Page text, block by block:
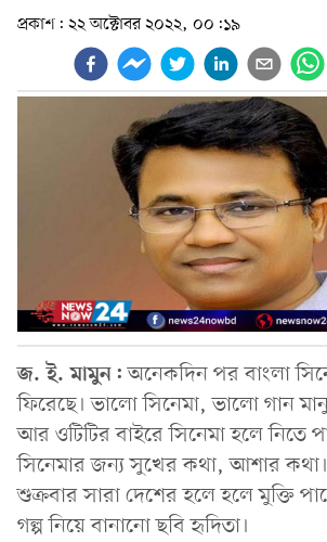
প্রকাশ: ২২ অক্টোবর ২০২২, ০০:১৯
জ. ই. মামুন:অনেকদিন পর বাংলা
ফিরেছে। ভালো সিনেমা, ভালো গান
আর ওটিটির বাইরে সিনেমা হলে নিতে
সিনেমার জন্য সুখের কথা, আশার কথা।
শুক্রবার সারা দেশের হলে হলে মুক্তি
গল্প নিয়ে বানানো ছবি হৃদিতা।